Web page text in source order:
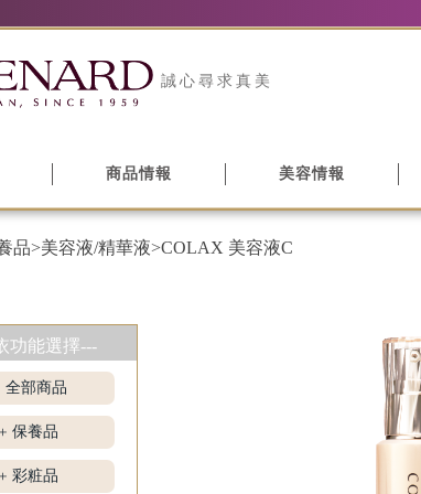
誠心尋求真美
商品情報 美容情報
品>美容液/精華液>COLAX 美容液C
功能選擇---
全部商品
+ 保養品
+ 彩粧品